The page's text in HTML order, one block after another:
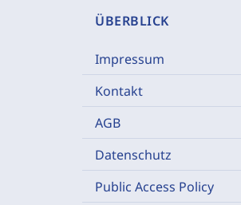
ÜBERBLICK
Impressum
Kontakt
AGB
Datenschutz
Public Access Policy